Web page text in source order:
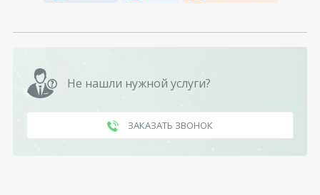
Не нашли нужной услуги?
ЗАКАЗАТЬ ЗВОНОК